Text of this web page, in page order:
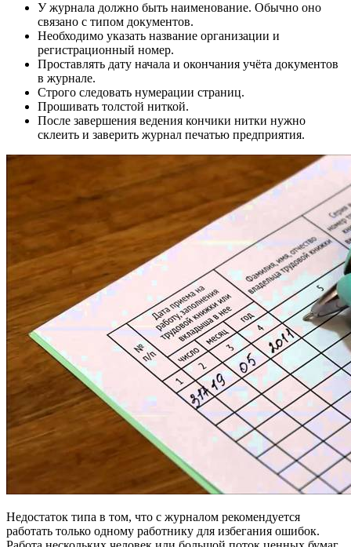
У журнала должно быть наименование. Обычно оно
связано с типом документов.
Необходимо указать название организации и
регистрационный номер.
Проставлять дату начала и окончания учёта документов
в журнале.
Строго следовать нумерации страниц.
Прошивать толстой ниткой.
После завершения ведения кончики нитки нужно
склеить и заверить журнал печатью предприятия.
Недостаток типа в том, что с журналом рекомендуется
работать только одному работнику для избегания ошибок.